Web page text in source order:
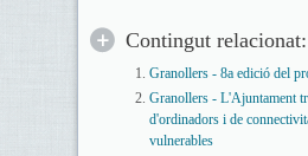
Contingut relacionat:
Granollers - 8a edició del
Granollers - L'Ajuntament
d'ordinadors i de
vulnerables